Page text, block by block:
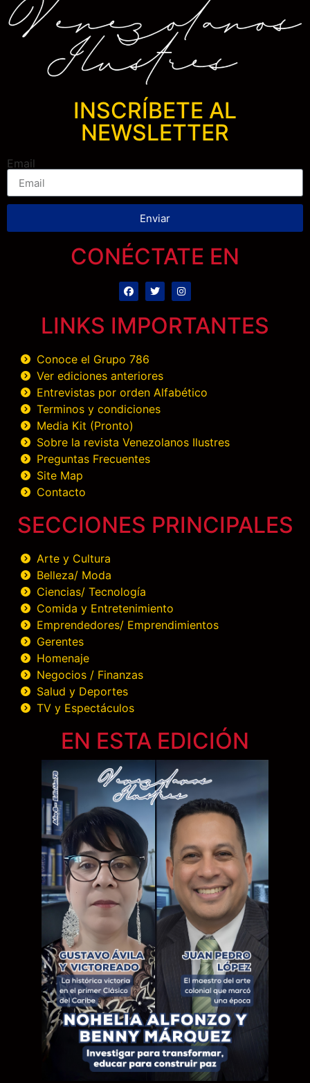
INSCRÍBETE AL
NEWSLETTER
Email
Enviar
CONÉCTATE EN
LINKS IMPORTANTES
Conoce el Grupo 786
Ver ediciones anteriores
Entrevistas por orden Alfabético
Terminos y condiciones
Media Kit (Pronto)
Sobre la revista Venezolanos Ilustres
Preguntas Frecuentes
Site Map
Contacto
SECCIONES PRINCIPALES
Arte y Cultura
Belleza/ Moda
Ciencias/ Tecnología
Comida y Entretenimiento
Emprendedores/ Emprendimientos
Gerentes
Homenaje
Negocios / Finanzas
Salud y Deportes
TV y Espectáculos
EN ESTA EDICIÓN